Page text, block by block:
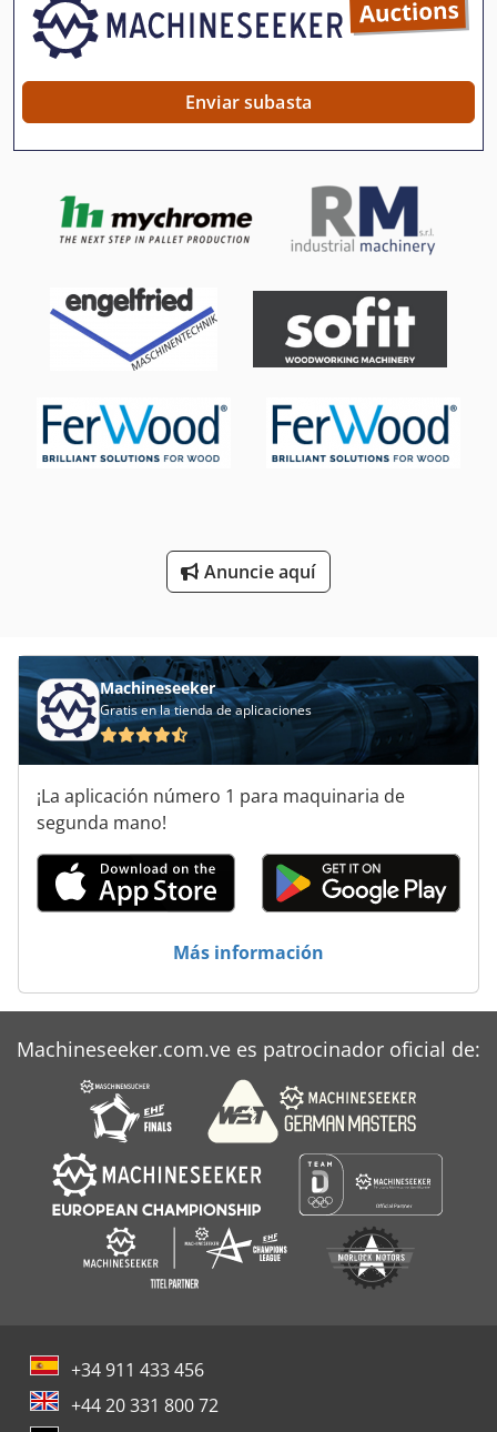
Prensa De Estampado
Prensa De Extrusión
Prensa De Membrana
Prensa De Papel
Prensa De Rodillos
Prensa De Taller
Prensa De Transferencia
Tijeras De Bordes
Enviar subasta
Anuncie aquí
Machineseeker
Gratis en la tienda de aplicaciones
¡La aplicación número 1 para maquinaria de
segunda mano!
Más información
Machineseeker.com.ve es patrocinador oficial de:
+34 911 433 456
+44 20 331 800 72